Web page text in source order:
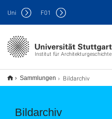
Institut für Architekturgeschichte
Uni F01
Sammlungen Bildarchiv
Bildarchiv